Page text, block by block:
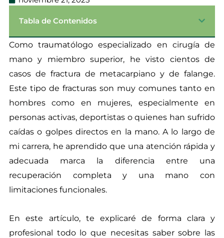
Tabla de Contenidos
Como traumatólogo especializado en cirugía de
mano y miembro superior, he visto cientos de
casos de fractura de metacarpiano y de falange.
Este tipo de fracturas son muy comunes tanto en
hombres como en mujeres, especialmente en
personas activas, deportistas o quienes han sufrido
caídas o golpes directos en la mano. A lo largo de
mi carrera, he aprendido que una atención rápida y
adecuada marca la diferencia entre una
recuperación completa y una mano con
limitaciones funcionales.
En este artículo, te explicaré de forma clara y
profesional todo lo que necesitas saber sobre las